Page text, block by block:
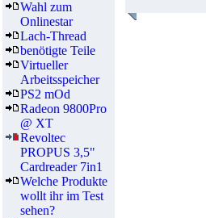
Wahl zum
Onlinestar
Lach-Thread
benötigte Teile
Virtueller
Arbeitsspeicher
PS2 mOd
Radeon 9800Pro
@ XT
Revoltec
PROPUS 3,5"
Cardreader 7in1
Welche Produkte
wollt ihr im Test
sehen?